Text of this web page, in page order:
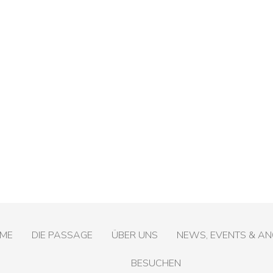
DIE PASSAGE ÜBER UNS NEWS, EVENTS &
BESUCHEN